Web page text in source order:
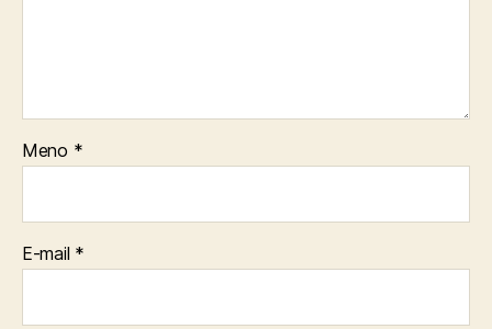
Meno *
E-mail *